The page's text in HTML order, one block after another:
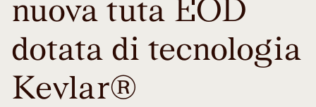
nuova tuta EOD
dotata di tecnologia
Kevlar®